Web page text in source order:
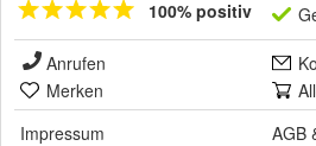
100% positiv
Anrufen
Merken
Impressum
AGB